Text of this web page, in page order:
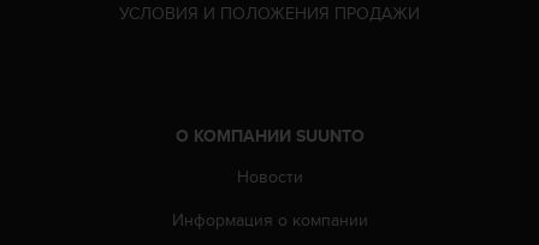
УСЛОВИЯ И ПОЛОЖЕНИЯ ПРОДАЖИ
О КОМПАНИИ SUUNTO
Новости
Информация о компании